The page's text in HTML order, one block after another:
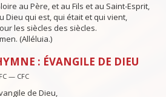
au Père, et au Fils et au Saint-Esprit,
Dieu qui est, qui était et qui vient,
les siècles des siècles.
(Alléluia.)
: ÉVANGILE DE DIEU
— CFC
de Dieu,